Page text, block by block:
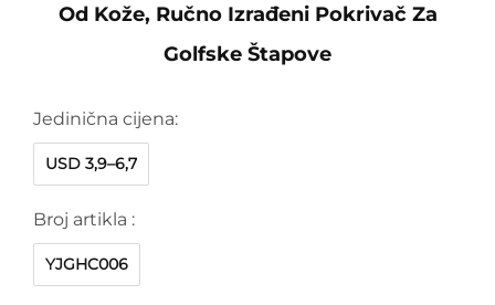
Od Kože, Ručno Izrađeni Pokrivač Za
Golfske Štapove
Jedinična cijena:
USD 3,9–6,7
Broj artikla :
YJGHC006